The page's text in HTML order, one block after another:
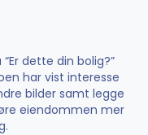
dette din bolig?”
har vist interesse
bilder samt legge
eiendommen mer